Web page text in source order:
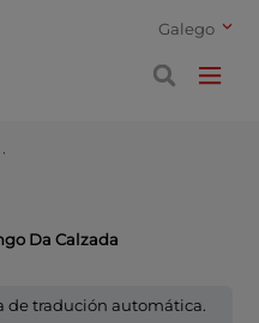
Galego
Da Calzada
de tradución automática.